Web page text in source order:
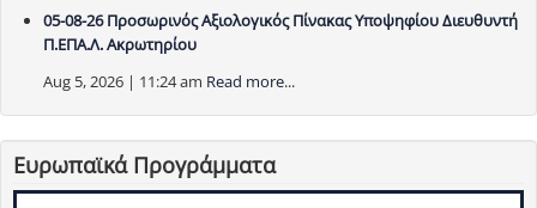
05-08-26 Προσωρινός Αξιολογικός Πίνακας Υποψηφίου Διευθυντή
Π.ΕΠΑ.Λ. Ακρωτηρίου
Aug 5, 2026 | 11:24 am Read more...
Ευρωπαϊκά Προγράμματα